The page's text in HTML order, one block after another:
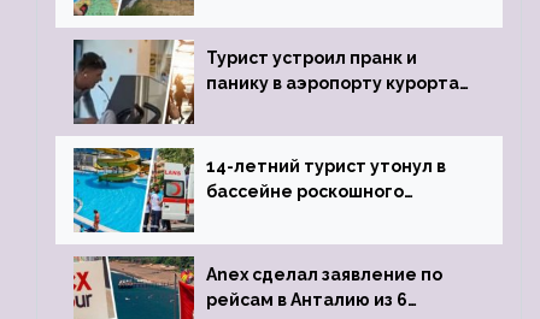
виз
Турист устроил пранк и
панику в аэропорту курорта,
задержке рейса
14-летний турист утонул в
бассейне роскошного
Anex сделал заявление по
рейсам в Анталию из 6